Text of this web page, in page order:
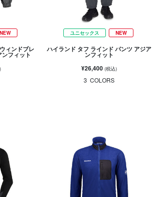
NEW
ィンドブレ
フィット
ユニセックス NEW
ハイランド タフ ラインド パンツ アジア
ンフィット
¥26,400 (税込)
3 COLORS